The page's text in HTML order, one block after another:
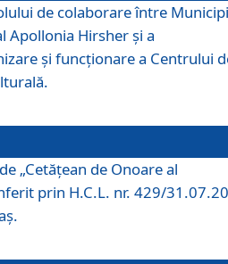
de colaborare între
Apollonia Hirsher și a
și funcționare a Centrului
„Cetățean de Onoare al
prin H.C.L. nr. 429/